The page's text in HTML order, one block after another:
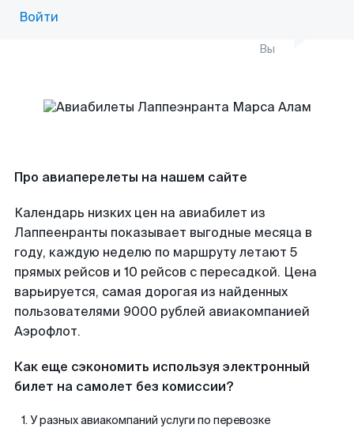
Войти
Вы
Про авиаперелеты на нашем сайте
Календарь низких цен на авиабилет из
Лаппеенранты показывает выгодные месяца в
году, каждую неделю по маршруту летают 5
прямых рейсов и 10 рейсов с пересадкой. Цена
варьируется, самая дорогая из найденных
пользователями 9000 рублей авиакомпанией
Аэрофлот.
Как еще сэкономить используя электронный
билет на самолет без комиссии?
У разных авиакомпаний услуги по перевозке